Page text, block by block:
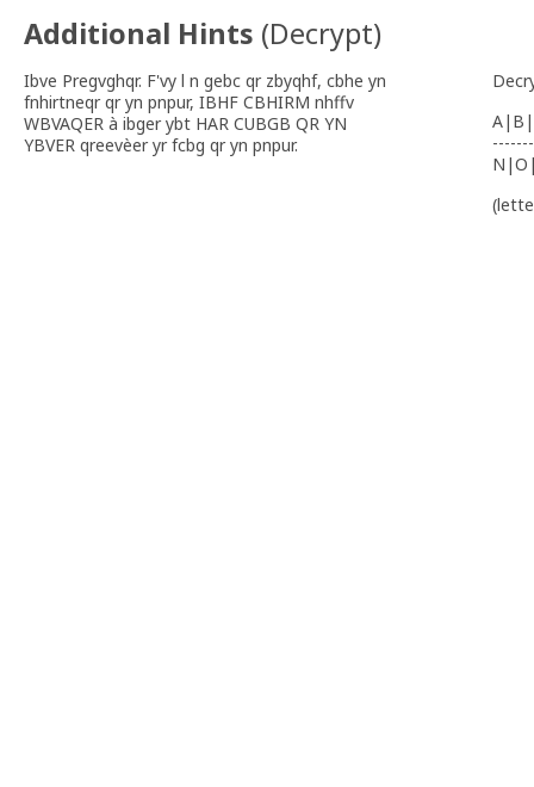
Additional Hints (Decrypt)
Ibve Pregvghqr. F'vy l n gebc qr zbyqhf, cbhe yn
fnhirtneqr qr yn pnpur, IBHF CBHIRM nhffv
WBVAQER à ibger ybt HAR CUBGB QR YN
YBVER qreevèer yr fcbg qr yn pnpur.